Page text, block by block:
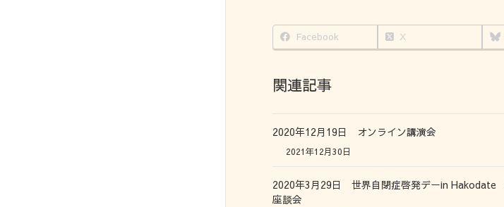
Facebook X
関連記事
2020年12月19日 オンライン講演会
2021年12月30日
2020年3月29日 世界自閉症啓発デーin Hakodate
座談会